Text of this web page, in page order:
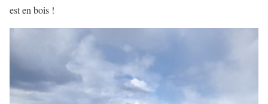
est en bois !